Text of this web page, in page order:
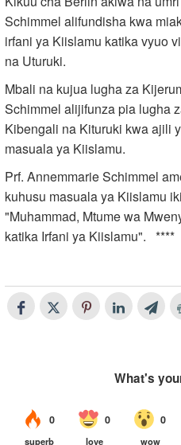
Schimmel alifundisha kwa
irfani ya Kiislamu katika vyuo
na Uturuki.
Mbali na kujua lugha za
Schimmel alijifunza pia lugha
Kibengali na Kituruki kwa ajili
masuala ya Kiislamu.
Prf. Annemmarie Schimmel
kuhusu masuala ya Kiislamu
"Muhammad, Mtume wa
katika Irfani ya Kiislamu". ****